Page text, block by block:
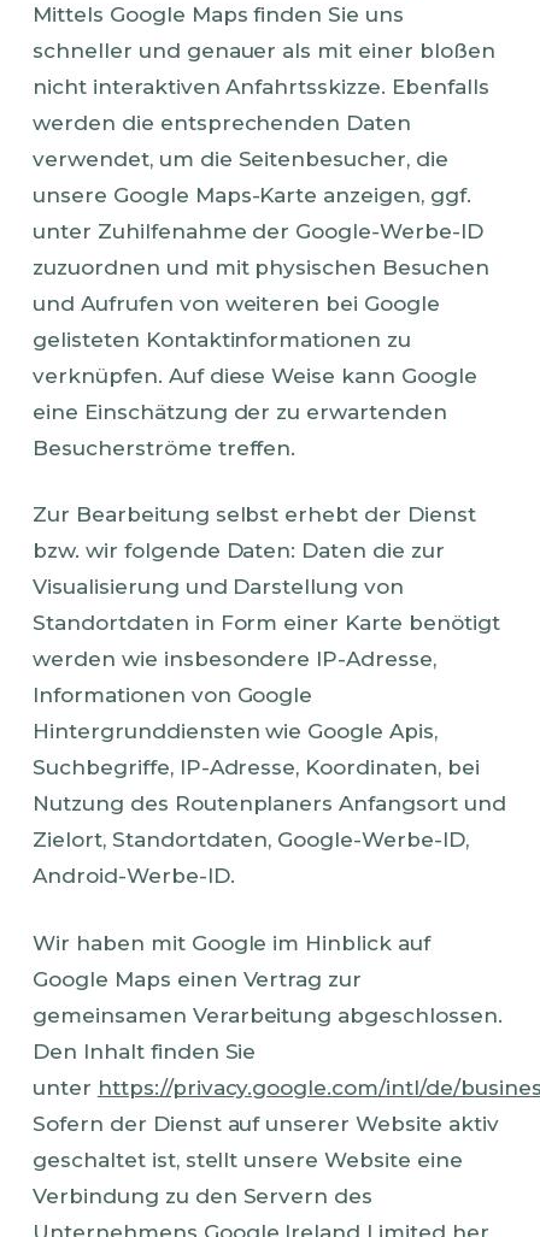
Mittels Google Maps finden Sie uns
schneller und genauer als mit einer bloßen
nicht interaktiven Anfahrtsskizze. Ebenfalls
werden die entsprechenden Daten
verwendet, um die Seitenbesucher, die
unsere Google Maps-Karte anzeigen, ggf.
unter Zuhilfenahme der Google-Werbe-ID
zuzuordnen und mit physischen Besuchen
und Aufrufen von weiteren bei Google
gelisteten Kontaktinformationen zu
verknüpfen. Auf diese Weise kann Google
eine Einschätzung der zu erwartenden
Besucherströme treffen.
Zur Bearbeitung selbst erhebt der Dienst
bzw. wir folgende Daten: Daten die zur
Visualisierung und Darstellung von
Standortdaten in Form einer Karte benötigt
werden wie insbesondere IP-Adresse,
Informationen von Google
Hintergrunddiensten wie Google Apis,
Suchbegriffe, IP-Adresse, Koordinaten, bei
Nutzung des Routenplaners Anfangsort und
Zielort, Standortdaten, Google-Werbe-ID,
Android-Werbe-ID.
Wir haben mit Google im Hinblick auf
Google Maps einen Vertrag zur
gemeinsamen Verarbeitung abgeschlossen.
Den Inhalt finden Sie
unter https://privacy.google.com/intl/de/
Sofern der Dienst auf unserer Website aktiv
geschaltet ist, stellt unsere Website eine
Verbindung zu den Servern des
Unternehmens Google Ireland Limited her